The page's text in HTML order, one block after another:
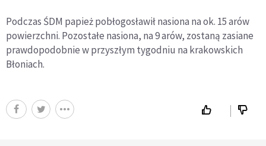
Podczas ŚDM papież pobłogosławił nasiona na ok. 15 arów
powierzchni. Pozostałe nasiona, na 9 arów, zostaną zasiane
prawdopodobnie w przyszłym tygodniu na krakowskich
Błoniach.